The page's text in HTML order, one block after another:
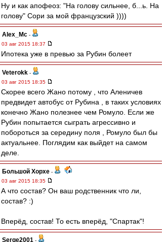
Ну и как апофеоз: "На голову сильнее, б...ь. На
голову" Сори за мой французский ))))
Alex_Mc -
03 авг 2015 18:37
Ипотека уже в превью за Рубин болеет
Veterokk -
03 авг 2015 18:35
Скорее всего Жано потому , что Аленичев
предвидет автобус от Рубина , в таких условиях
конечно Жано полезнее чем Ромуло. Если же
Рубин попытается сыграть агрессивно и
побороться за середину поля , Ромуло был бы
актуальнее. Поглядим как выйдет на самом
деле.
Большой Хорхе -
03 авг 2015 18:35
А что состав? Он ваш родственник что ли,
состав? :)
Вперёд, состав! То есть вперёд, "Спартак"!
Serge2001 -